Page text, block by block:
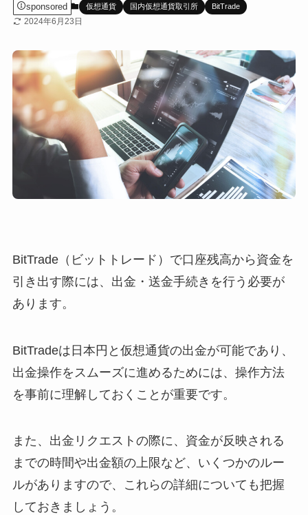
sponsored 仮想通貨 国内仮想通貨取引所 BitTrade
2024年6月23日
BitTrade（ビットトレード）で口座残高から資金を
引き出す際には、出金・送金手続きを行う必要が
あります。
BitTradeは日本円と仮想通貨の出金が可能であり、
出金操作をスムーズに進めるためには、操作方法
を事前に理解しておくことが重要です。
また、出金リクエストの際に、資金が反映される
までの時間や出金額の上限など、いくつかのルー
ルがありますので、これらの詳細についても把握
しておきましょう。